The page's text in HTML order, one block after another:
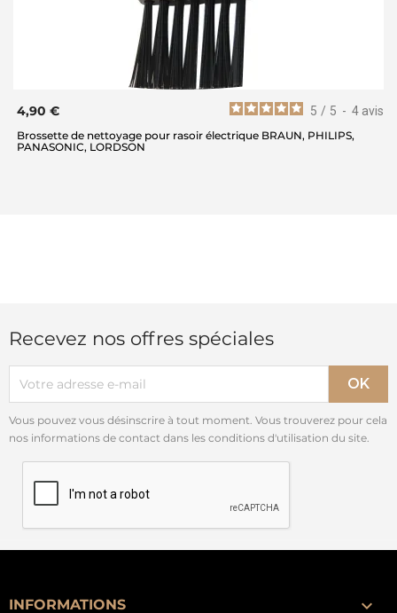
5 / 5 - 4 avis
4,90 €
Brossette de nettoyage pour rasoir électrique BRAUN, PHILIPS,
PANASONIC, LORDSON
Recevez nos offres spéciales
Vous pouvez vous désinscrire à tout moment. Vous trouverez pour cela
nos informations de contact dans les conditions d'utilisation du site.
INFORMATIONS 